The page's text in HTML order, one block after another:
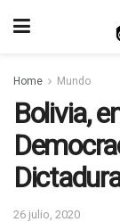
Home Mundo
Bolivia,
26 julio, 2020